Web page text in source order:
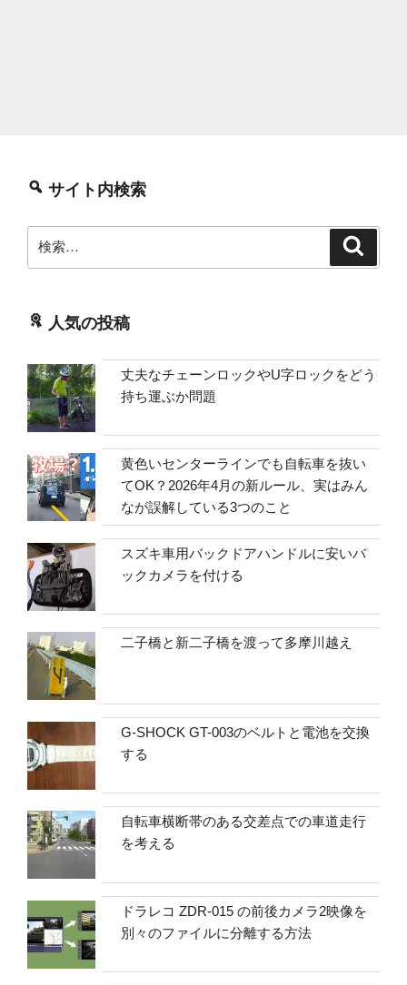
サイト内検索
索:
人気の投稿
丈夫なチェーンロックやU字ロックをどう
持ち運ぶか問題
黄色いセンターラインでも自転車を抜い
てOK？2026年4月の新ルール、実はみん
なが誤解している3つのこと
スズキ車用バックドアハンドルに安いバ
ックカメラを付ける
二子橋と新二子橋を渡って多摩川越え
G-SHOCK GT-003のベルトと電池を交換
する
自転車横断帯のある交差点での車道走行
を考える
ドラレコ ZDR-015 の前後カメラ2映像を
別々のファイルに分離する方法